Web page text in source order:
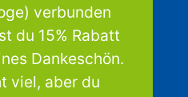
verbunden
du 15% Rabatt
Dankeschön.
viel, aber du